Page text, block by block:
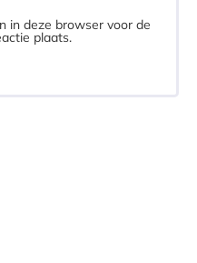
in deze browser voor de
plaats.